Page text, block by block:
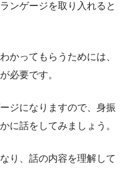
ンゲージを取り入れると
かってもらうためには、
必要です。
ジになりますので、身振
に話をしてみましょう。
り、話の内容を理解して